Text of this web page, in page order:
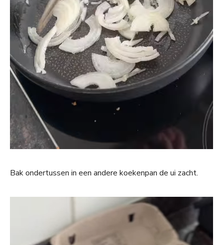
Bak ondertussen in een andere koekenpan de ui zacht.